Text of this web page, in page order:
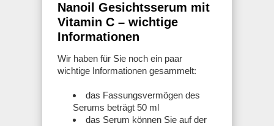
Nanoil Gesichtsserum mit
Vitamin C – wichtige
Informationen
Wir haben für Sie noch ein paar
wichtige Informationen gesammelt:
das Fassungsvermögen des
Serums beträgt 50 ml
das Serum können Sie auf der